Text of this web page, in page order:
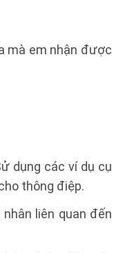
mà em nhận được
dụng các ví dụ cụ
thông điệp.
liên quan đến